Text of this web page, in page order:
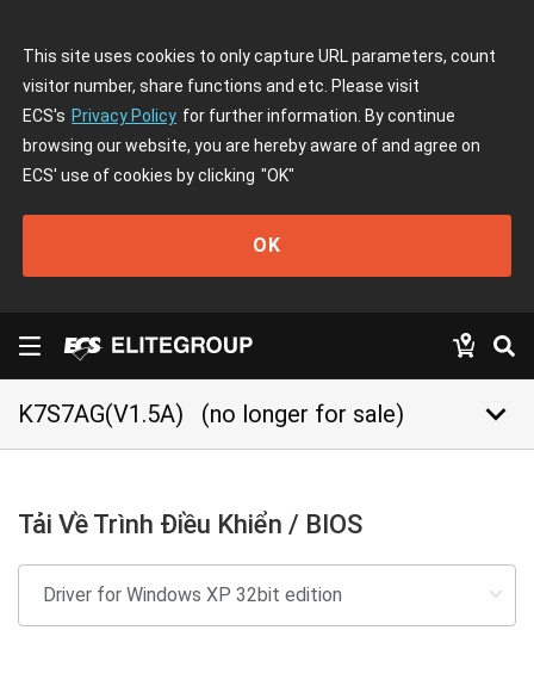
This site uses cookies to only capture URL parameters, count
visitor number, share functions and etc. Please visit
ECS's Privacy Policy for further information. By continue
browsing our website, you are hereby aware of and agree on
ECS' use of cookies by clicking "OK"
OK
K7S7AG(V1.5A) (no longer for sale) keyboard_arrow_down
Tải Về Trình Điều Khiển / BIOS